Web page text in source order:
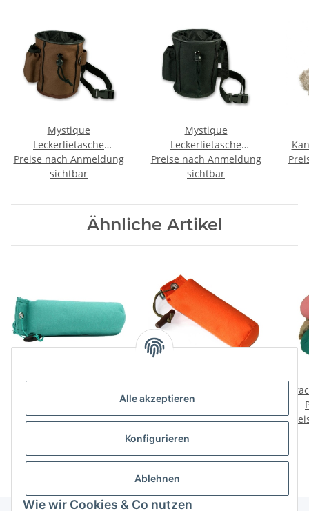
Alle akzeptieren
Konfigurieren
Ablehnen
Wie wir Cookies & Co nutzen
Mystique
Leckerlietasche
Snackbeutel braun
Preise nach Anmeldung
sichtbar
Mystique
Leckerlietasche
Snackbeutel schwarz
Preise nach Anmeldung
sichtbar
Ähnliche Artikel
Preise nach Anmeldung
Preise nach Anmeldung